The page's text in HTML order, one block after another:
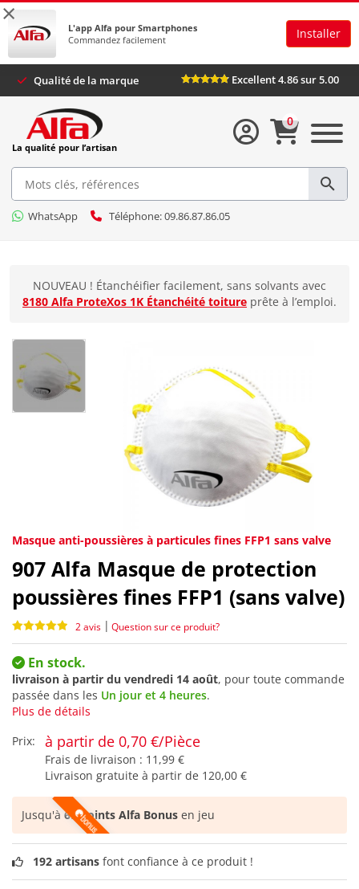
×
L'app Alfa pour Smartphones
Commandez facilement
Installer
Qualité de la marque Excellent 4.86 sur 5.00
La qualité pour l’artisan
WhatsApp Téléphone: 09.86.87.86.05
0
NOUVEAU ! Étanchéifier facilement, sans solvants avec
8180 Alfa ProteXos 1K Étanchéité toiture prête à l’emploi.
Masque anti-poussières à particules fines FFP1 sans valve
907 Alfa Masque de protection
poussières fines FFP1 (sans valve)
2 avis | Question sur ce produit?
En stock.
livraison à partir du vendredi 14 août, pour toute commande
passée dans les Un jour et 4 heures.
Plus de détails
Prix:
à partir de 0,70 €/Pièce
Frais de livraison : 11,99 €
Livraison gratuite à partir de 120,00 €
Jusqu'à69 points Alfa Bonus en jeu
192 artisans font confiance à ce produit !